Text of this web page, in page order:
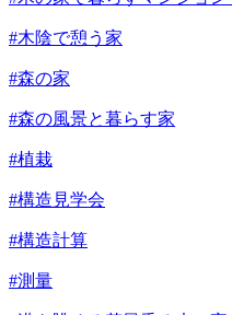
#木陰で憩う家
#森の家
#森の風景と暮らす家
#植栽
#構造見学会
#構造計算
#測量